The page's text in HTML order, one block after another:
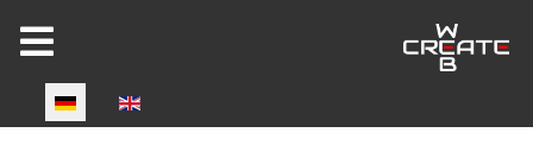
Select your language